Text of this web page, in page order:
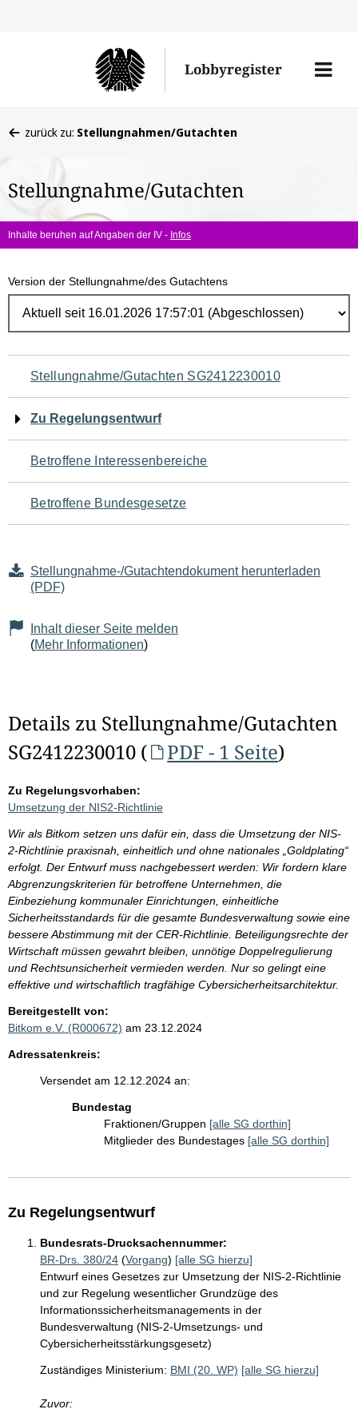
Lobbyregister
Menü
befinden
hier:
zurück zu: Stellungnahmen/Gutachten
Stellungnahme/Gutachten
Inhalte beruhen auf Angaben der IV - Infos
Version der Stellungnahme/des Gutachtens
Navigation
für
den
Seiteninhalt
Stellungnahme/Gutachten SG2412230010
Zu Regelungsentwurf
Betroffene Interessenbereiche
Betroffene Bundesgesetze
Stellungnahme-/Gutachtendokument herunterladen
(PDF)
Inhalt dieser Seite melden
(Mehr Informationen)
Details zu Stellungnahme/Gutachten
SG2412230010 (
PDF - 1 Seite)
Zu Regelungsvorhaben:
Umsetzung der NIS2-Richtlinie
Wir als Bitkom setzen uns dafür ein, dass die Umsetzung der NIS-
2-Richtlinie praxisnah, einheitlich und ohne nationales „Goldplating“
erfolgt. Der Entwurf muss nachgebessert werden: Wir fordern klare
Abgrenzungskriterien für betroffene Unternehmen, die
Einbeziehung kommunaler Einrichtungen, einheitliche
Sicherheitsstandards für die gesamte Bundesverwaltung sowie eine
bessere Abstimmung mit der CER-Richtlinie. Beteiligungsrechte der
Wirtschaft müssen gewahrt bleiben, unnötige Doppelregulierung
und Rechtsunsicherheit vermieden werden. Nur so gelingt eine
effektive und wirtschaftlich tragfähige Cybersicherheitsarchitektur.
Bereitgestellt von:
Bitkom e.V. (R000672) am 23.12.2024
Adressatenkreis:
Versendet am 12.12.2024 an:
Bundestag
Fraktionen/Gruppen [alle SG dorthin]
Mitglieder des Bundestages [alle SG dorthin]
Zu Regelungsentwurf
Bundesrats-Drucksachennummer:
BR-Drs. 380/24 (Vorgang) [alle SG hierzu]
Entwurf eines Gesetzes zur Umsetzung der NIS-2-Richtlinie
und zur Regelung wesentlicher Grundzüge des
Informationssicherheitsmanagements in der
Bundesverwaltung (NIS-2-Umsetzungs- und
Cybersicherheitsstärkungsgesetz)
Zuständiges Ministerium: BMI (20. WP) [alle SG hierzu]
Zuvor: